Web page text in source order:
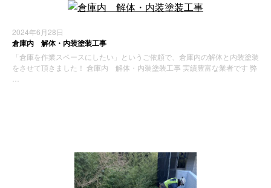
2024年6月28日
倉庫内 解体・内装塗装工事
「倉庫を作業スペースにしたい」というご依頼で、倉庫内の解体と内装塗装
をさせて頂きました！ 倉庫内 解体・内装塗装工事 実績豊富な業者です 弊